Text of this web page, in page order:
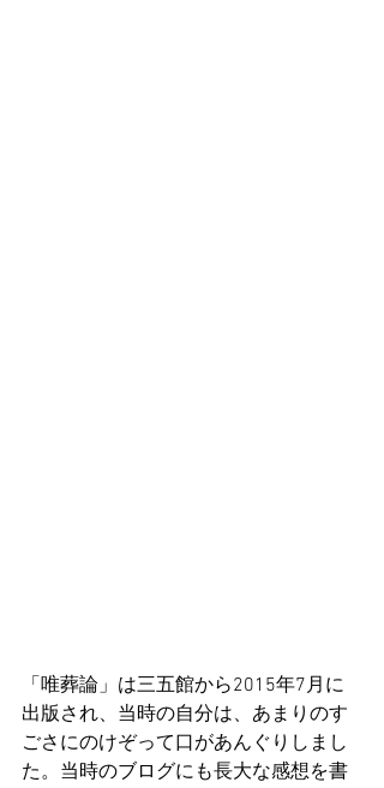
「唯葬論」は三五館から2015年7月に
出版され、当時の自分は、あまりのす
ごさにのけぞって口があんぐりしまし
た。当時のブログにも長大な感想を書